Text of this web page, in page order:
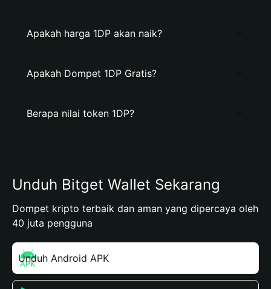
Apakah harga 1DP akan naik?
Apakah Dompet 1DP Gratis?
Berapa nilai token 1DP?
Unduh Bitget Wallet Sekarang
Dompet kripto terbaik dan aman yang dipercaya oleh
40 juta pengguna
Unduh Android APK